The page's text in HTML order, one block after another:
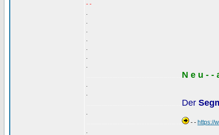
- -
.
.
.
.
.
.
.
N e u - -
.
.
Der
.
- - https://
.